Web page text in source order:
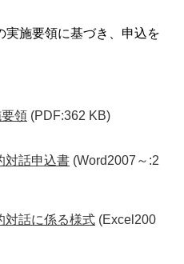
実施要領に基づき、申込を
領 (PDF:362 KB)
対話申込書 (Word2007～:2
対話に係る様式 (Excel200